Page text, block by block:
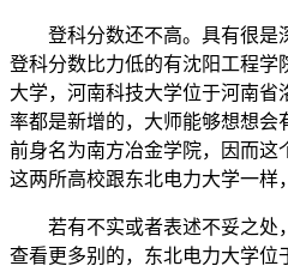
登科分数还不高。具有很是深
登科分数比力低的有沈阳工程学
大学，河南科技大学位于河南
率都是新增的，大师能够想想会
前身名为南方冶金学院，因而这
这两所高校跟东北电力大学一样
若有不实或者表述不妥之处，
查看更多别的，东北电力大学位